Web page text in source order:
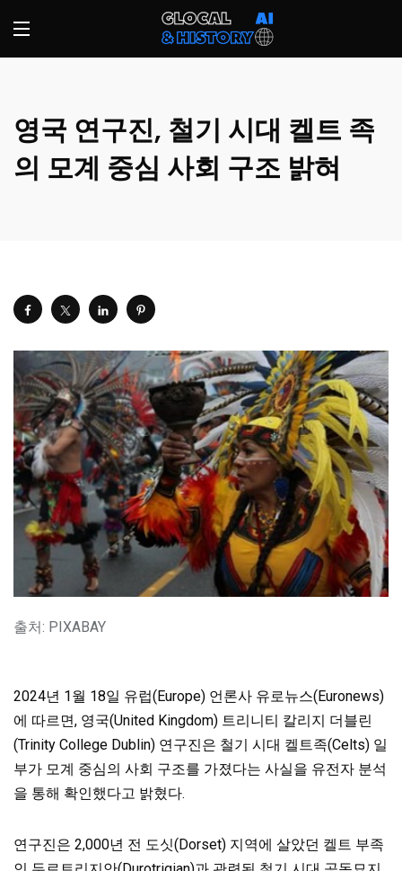
영국 연구진, 철기 시대 켈트 족
의 모계 중심 사회 구조 밝혀
출처: PIXABAY
2024년 1월 18일 유럽(Europe) 언론사 유로뉴스(Euronews)
에 따르면, 영국(United Kingdom) 트리니티 칼리지 더블린
(Trinity College Dublin) 연구진은 철기 시대 켈트족(Celts) 일
부가 모계 중심의 사회 구조를 가졌다는 사실을 유전자 분석
을 통해 확인했다고 밝혔다.
연구진은 2,000년 전 도싯(Dorset) 지역에 살았던 켈트 부족